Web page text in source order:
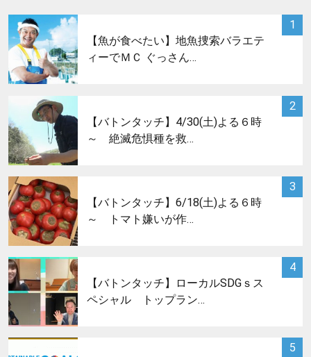
1
サムネイル
【魚が食べたい】地魚捜索バラエテ
ィーでＭＣ ぐっさん…
2
【バトンタッチ】4/30(土)よる６時
～ 絶滅危惧種を救…
3
【バトンタッチ】6/18(土)よる６時
～ トマト嫌いが作…
4
サムネイル
【バトンタッチ】ローカルSDGｓス
ペシャル トップラン…
5
サムネイル